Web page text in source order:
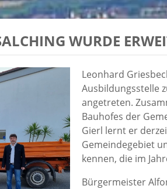
WURDE
Leonhard
Ausbildungsstelle
angetreten.
Bauhofes der
Gierl lernt er
Gemeindegebiet
kennen, die im
Bürgermeister